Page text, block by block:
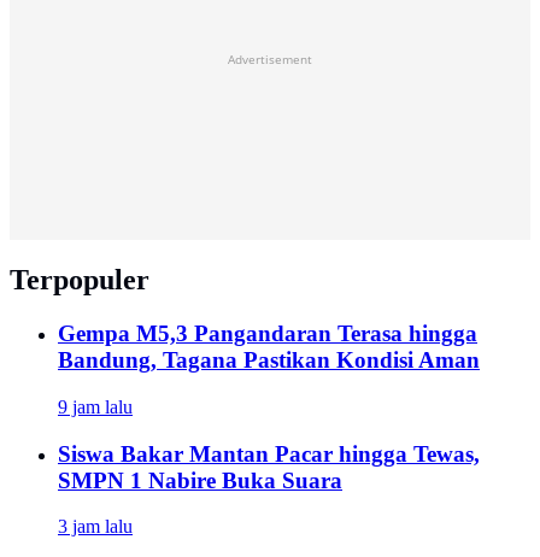
Advertisement
Terpopuler
Gempa M5,3 Pangandaran Terasa hingga
Bandung, Tagana Pastikan Kondisi Aman
9 jam lalu
Siswa Bakar Mantan Pacar hingga Tewas,
SMPN 1 Nabire Buka Suara
3 jam lalu